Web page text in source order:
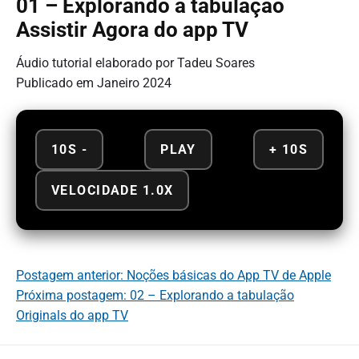
01 – Explorando a tabulação
Assistir Agora do app TV
Áudio tutorial elaborado por Tadeu Soares
Publicado em Janeiro 2024
10S - PLAY + 10S
VELOCIDADE 1.0X
Postagem anterior: Noções básicas do App TV de Apple
Próxima postagem: 02 – Explorando a tabulação
Originals do app TV